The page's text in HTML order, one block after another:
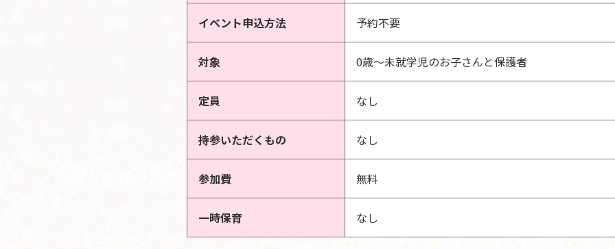
イベント申込方法 予約不要
対象 0歳～未就学児のお子さんと保護者
定員 なし
持参いただくもの なし
参加費 無料
一時保育 なし